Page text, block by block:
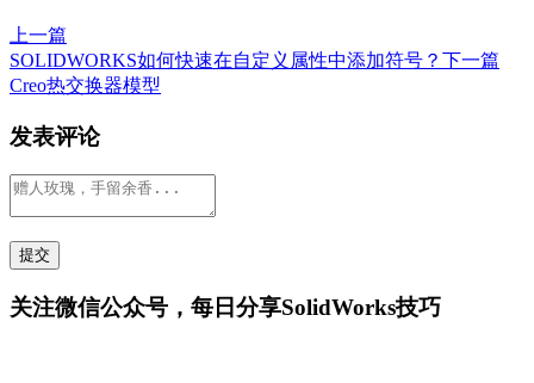
上一篇
SOLIDWORKS如何快速在自定义属性中添加符号？ 下一篇
Creo热交换器模型
发表评论
关注微信公众号，每日分享SolidWorks技巧